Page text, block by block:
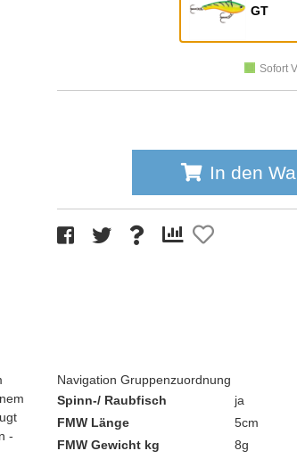
GT
Sofort
In den
-
Navigation Gruppenzuordnung
Spinn-/ Raubfisch
ja
FMW Länge
5cm
FMW Gewicht kg
8g